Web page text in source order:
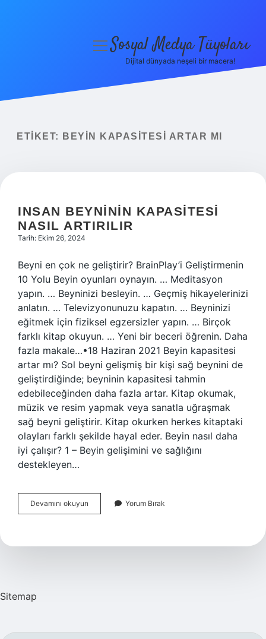
Yasal Uyarı
menüyüSosyal Medya Tüyoları
Dijital dünyada neşeli bir macera!
ETIKET: BEYIN KAPASITESI ARTAR MI
INSAN BEYNININ KAPASITESI
NASIL ARTIRILIR
Tarih: Ekim 26, 2024
Beyni en çok ne geliştirir? BrainPlay’i Geliştirmenin
10 Yolu Beyin oyunları oynayın. … Meditasyon
yapın. … Beyninizi besleyin. … Geçmiş hikayelerinizi
anlatın. … Televizyonunuzu kapatın. … Beyninizi
eğitmek için fiziksel egzersizler yapın. … Birçok
farklı kitap okuyun. … Yeni bir beceri öğrenin. Daha
fazla makale…•18 Haziran 2021 Beyin kapasitesi
artar mı? Sol beyni gelişmiş bir kişi sağ beynini de
geliştirdiğinde; beyninin kapasitesi tahmin
edebileceğinden daha fazla artar. Kitap okumak,
müzik ve resim yapmak veya sanatla uğraşmak
sağ beyni geliştirir. Kitap okurken herkes kitaptaki
olayları farklı şekilde hayal eder. Beyin nasıl daha
iyi çalışır? 1 – Beyin gelişimini ve sağlığını
destekleyen…
Devamını okuyun
Beyninin
Artırılır
Yorum Bırak
Sitemap